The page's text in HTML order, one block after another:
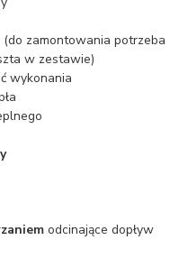
zamontowania potrzeba
w zestawie)
wykonania
odcinające dopływ